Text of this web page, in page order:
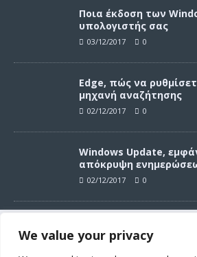
Συνεχίζοντας σε αυτό τον ιστότοπο
We value your privacy
Ποια έκδοση των
υπολογιστής σας
03/12/2017 0
Edge, πώς να
μηχανή αναζήτησης
02/12/2017 0
Windows Update,
απόκρυψη
02/12/2017 0
ενημερώσεων στα